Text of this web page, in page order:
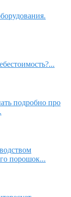
подробно про
порошок...